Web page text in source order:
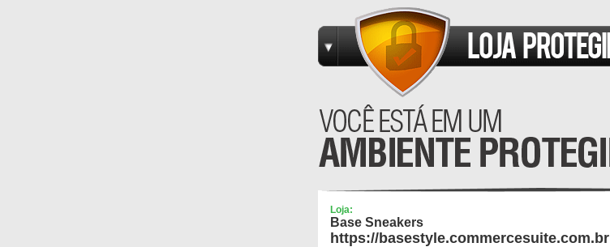
Loja:
Base Sneakers
https://basestyle.commercesuite.com.br